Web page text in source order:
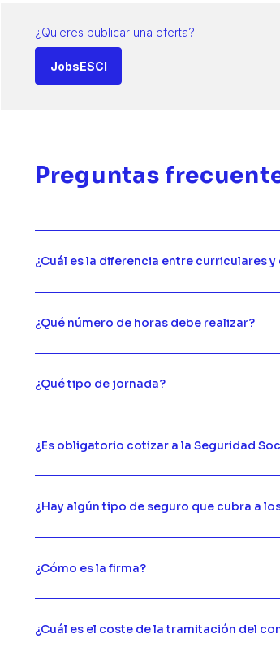
¿Quieres publicar una oferta?
JobsESCI
Preguntas
¿Cuál es la diferencia entre curriculares
¿Qué número de horas debe realizar?
¿Qué tipo de jornada?
¿Es obligatorio cotizar a la Seguridad
¿Hay algún tipo de seguro que cubra a
¿Cómo es la firma?
¿Cuál es el coste de la tramitación del